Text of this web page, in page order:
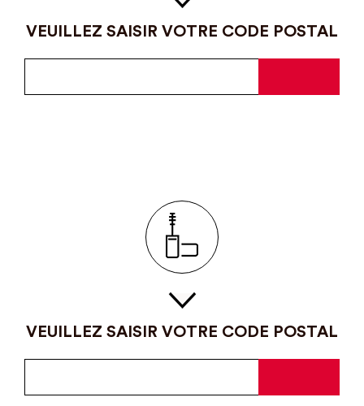
VEUILLEZ SAISIR VOTRE CODE POSTAL
VEUILLEZ SAISIR VOTRE CODE POSTAL